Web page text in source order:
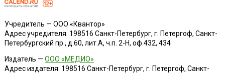
Учредитель — ООО «Квантор»
Адрес учредителя: 198516 Санкт-Петербург, г. Петергоф, Санкт-
Петербургский пр., д.60, лит.А, ч.п. 2-Н, оф.432, 434
Издатель — ООО «МЕДИО»
Адрес издателя: 198516 Санкт-Петербург, г. Петергоф, Санкт-